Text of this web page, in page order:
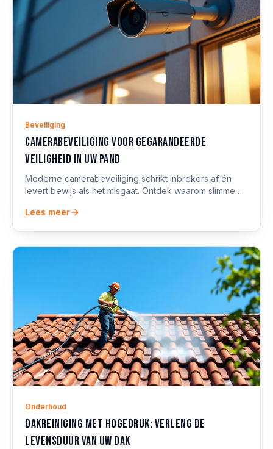
Beveiliging
Camerabeveiliging voor gegarandeerde
veiligheid in uw pand
Moderne camerabeveiliging schrikt inbrekers af én
levert bewijs als het misgaat. Ontdek waarom slimme
Lees meer
Onderhoud
Dakreiniging met hogedruk: verleng de
levensduur van uw dak